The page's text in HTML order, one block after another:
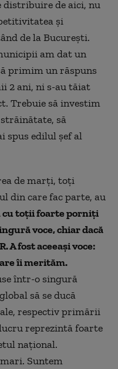
distribuire de aici, nu
şi
de la Bucureşti.
am dat un
primim un răspuns
2 ani, ni s-au tăiat
Trebuie să investim
să
spus edilul şef al
de marţi, toţi
din care fac parte, au
cu toţii foarte porniţi
voce, chiar dacă
A fost aceeaşi voce:
îi merităm.
într-o singură
să se ducă
respectiv primării
reprezintă foarte
naţional.
Suntem